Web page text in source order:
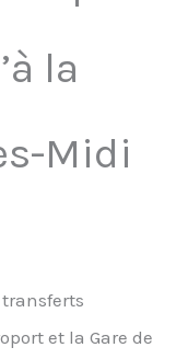
la
Midi
transferts
et la Gare de